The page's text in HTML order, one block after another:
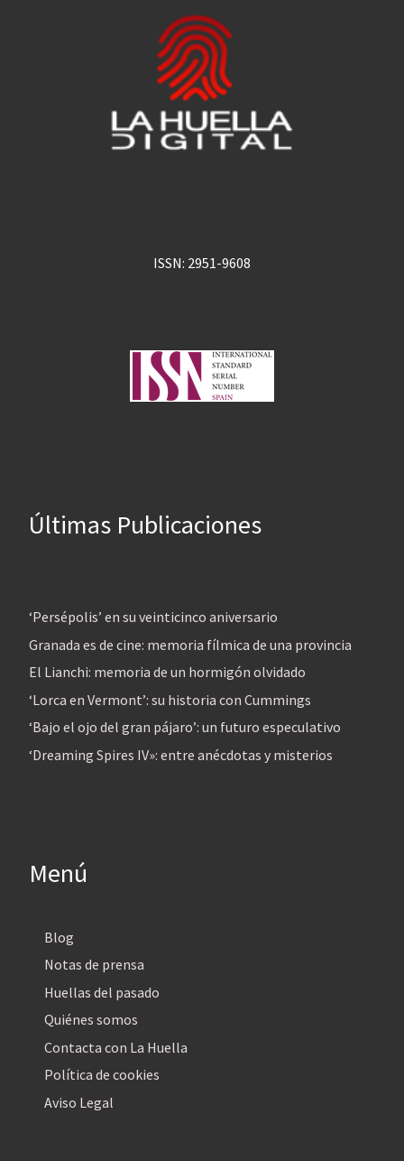
ISSN: 2951-9608
Últimas Publicaciones
‘Persépolis’ en su veinticinco aniversario
Granada es de cine: memoria fílmica de una provincia
El Lianchi: memoria de un hormigón olvidado
‘Lorca en Vermont’: su historia con Cummings
‘Bajo el ojo del gran pájaro’: un futuro especulativo
‘Dreaming Spires IV»: entre anécdotas y misterios
Menú
Blog
Notas de prensa
Huellas del pasado
Quiénes somos
Contacta con La Huella
Política de cookies
Aviso Legal